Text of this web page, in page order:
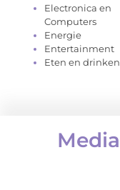
Electronica en
Computers
Energie
Entertainment
Eten en drinken
Media